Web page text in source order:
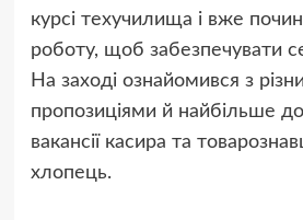
курсі техучилища і вже
роботу, щоб забезпечувати
На заході ознайомився з
пропозиціями й найбільше
вакансії касира та
хлопець.